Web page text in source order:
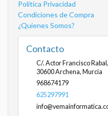
Política Privacidad
Condiciones de Compra
¿Quienes Somos?
Contacto
C/. Actor Francisco
30600Archena, Murcia
968674179
625297991